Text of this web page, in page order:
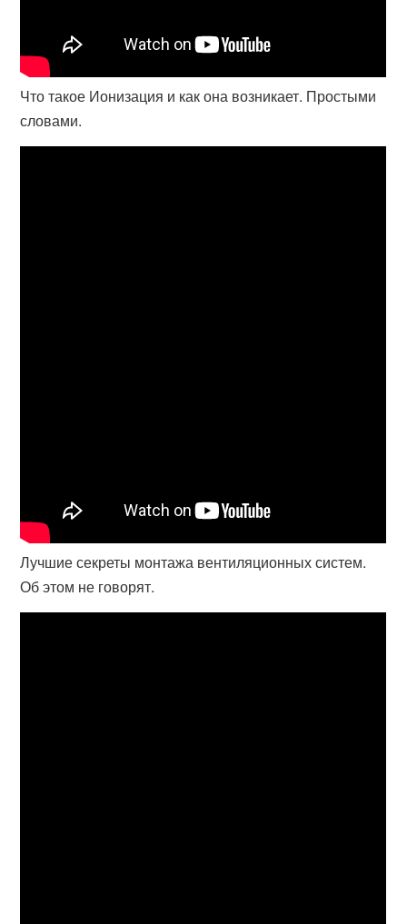
Что такое Ионизация и как она возникает. Простыми
словами.
Лучшие секреты монтажа вентиляционных систем.
Об этом не говорят.